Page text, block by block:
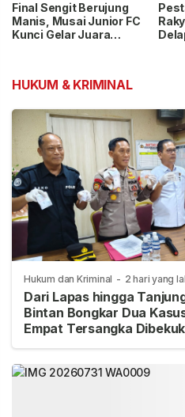
Final Sengit Berujung
Manis, Musai Junior FC
Kunci Gelar Juara
HUKUM & KRIMINAL
Hukum dan Kriminal - 2 hari yang
Dari Lapas hingga
Bintan Bongkar Dua
Empat Tersangka Dibekuk